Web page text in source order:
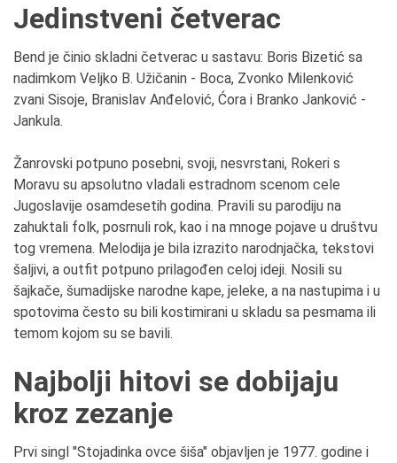
Jedinstveni četverac
Bend je činio skladni četverac u sastavu: Boris Bizetić sa
nadimkom Veljko B. Užičanin - Boca, Zvonko Milenković
zvani Sisoje, Branislav Anđelović, Ćora i Branko Janković -
Jankula.
Žanrovski potpuno posebni, svoji, nesvrstani, Rokeri s
Moravu su apsolutno vladali estradnom scenom cele
Jugoslavije osamdesetih godina. Pravili su parodiju na
zahuktali folk, posrnuli rok, kao i na mnoge pojave u društvu
tog vremena. Melodija je bila izrazito narodnjačka, tekstovi
šaljivi, a outfit potpuno prilagođen celoj ideji. Nosili su
šajkače, šumadijske narodne kape, jeleke, a na nastupima i u
spotovima često su bili kostimirani u skladu sa pesmama ili
temom kojom su se bavili.
Najbolji hitovi se dobijaju
kroz zezanje
Prvi singl "Stojadinka ovce šiša" objavljen je 1977. godine i